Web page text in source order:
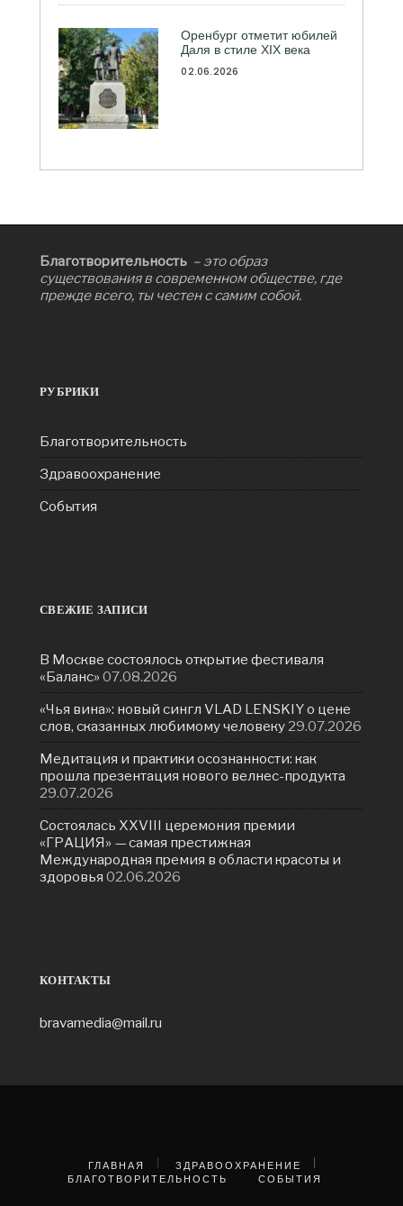
Оренбург отметит юбилей
Даля в стиле XIX века
02.06.2026
Благотворительность – это образ
существования в современном обществе, где
прежде всего, ты честен с самим собой.
РУБРИКИ
Благотворительность
Здравоохранение
События
СВЕЖИЕ ЗАПИСИ
В Москве состоялось открытие фестиваля
«Баланс» 07.08.2026
«Чья вина»: новый сингл VLAD LENSKIY о цене
слов, сказанных любимому человеку 29.07.2026
Медитация и практики осознанности: как
прошла презентация нового велнес-продукта
29.07.2026
Состоялась ХXVIII церемония премии
«ГРАЦИЯ» — самая престижная
Международная премия в области красоты и
здоровья 02.06.2026
КОНТАКТЫ
bravamedia@mail.ru
ГЛАВНАЯ
ЗДРАВООХРАНЕНИЕ
БЛАГОТВОРИТЕЛЬНОСТЬ
СОБЫТИЯ